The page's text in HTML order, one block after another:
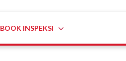
BOOK INSPEKSI